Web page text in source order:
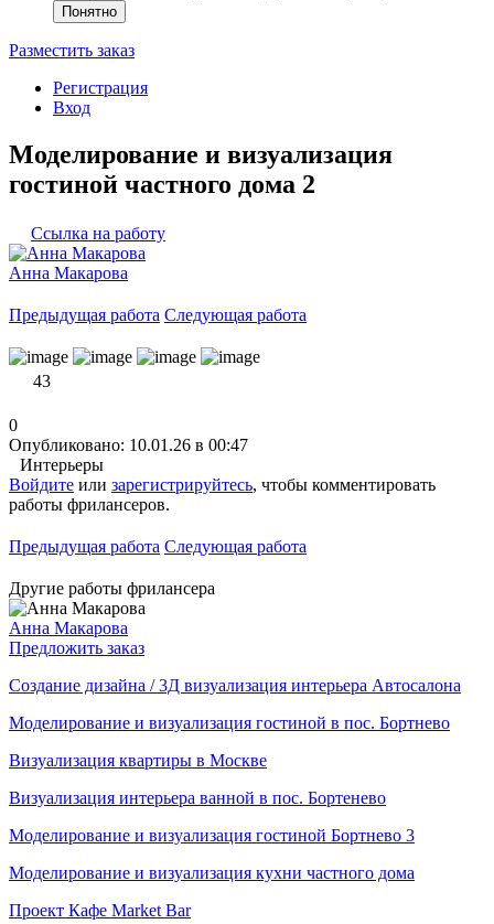
Понятно
Разместить заказ
Регистрация
Вход
Моделирование и визуализация
гостиной частного дома 2
Ссылка на работу
Анна Макарова
Предыдущая работа Следующая работа
43
0
Опубликовано: 10.01.26 в 00:47
Интерьеры
Войдите или зарегистрируйтесь, чтобы комментировать
работы фрилансеров.
Предыдущая работа Следующая работа
Другие работы фрилансера
Анна Макарова
Предложить заказ
Создание дизайна / 3Д визуализация интерьера Автосалона
Моделирование и визуализация гостиной в пос. Бортнево
Визуализация квартиры в Москве
Визуализация интерьера ванной в пос. Бортенево
Моделирование и визуализация гостиной Бортнево 3
Моделирование и визуализация кухни частного дома
Проект Кафе Market Bar